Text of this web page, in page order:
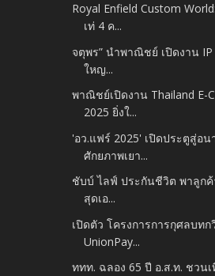
Royal Enfield Custom
เท่ 4 ค...
จตุพร” นำพาณิชย์ เปิดงาน IP
ใหญ...
พาณิชย์เปิดงาน Thailand E-
2025 ยิ่งใ...
'อว.แฟร์ 2025' เปิดประตูสู่อ
ศักยภาพเยา...
ชับบ์ ไลฟ์ ประกันชีวิต พาลูก
สุดเอ...
เปิดตัว โครงการการกุศลบทก
UnionPay...
ททท. ฉลอง 65 ปี อ.ส.ท. ชวนเ